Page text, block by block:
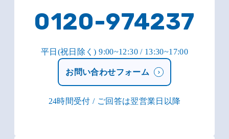
0120-974237
平日(祝日除く) 9:00~12:30 / 13:30~17:00
お問い合わせフォーム
24時間受付 / ご回答は翌営業日以降